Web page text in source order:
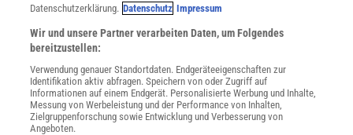
WEITERE NEUERSCHEINUNGEN SPEKTRUM SHOP
Spektrum.de-Newsletter abonnieren
Datenschutzerklärung. Datenschutz Impressum
Wir und unsere Partner verarbeiten Daten, um Folgendes
bereitzustellen:
Verwendung genauer Standortdaten. Endgeräteeigenschaften zur
Identifikation aktiv abfragen. Speichern von oder Zugriff auf
Informationen auf einem Endgerät. Personalisierte Werbung und Inhalte,
Messung von Werbeleistung und der Performance von Inhalten,
Zielgruppenforschung sowie Entwicklung und Verbesserung von
Angeboten.